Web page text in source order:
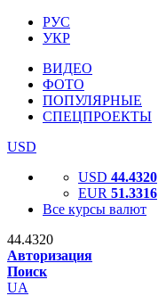
РУС
УКР
ВИДЕО
ФОТО
ПОПУЛЯРНЫЕ
СПЕЦПРОЕКТЫ
USD
USD 44.4320
EUR 51.3316
Все курсы валют
44.4320
Авторизация
Поиск
UA